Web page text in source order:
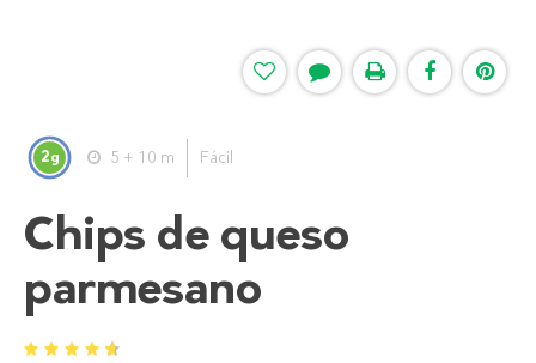
2g 5 + 10 m Fácil
Chips de queso
parmesano
1 2 3 4 5